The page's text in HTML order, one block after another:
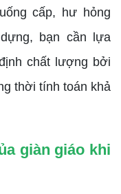
cấp, hư hỏng
bạn cần lựa
chất lượng bởi
thời tính toán khả
giàn giáo khi